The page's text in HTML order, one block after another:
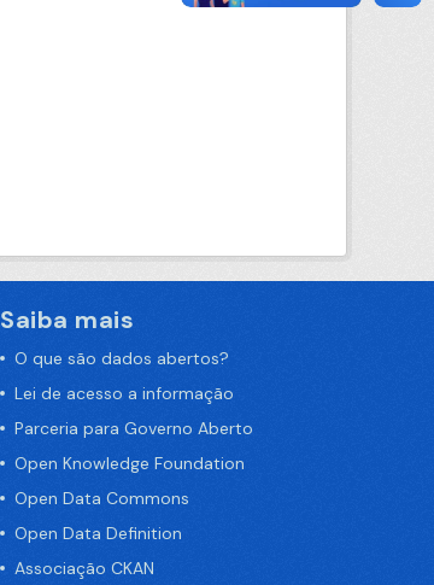
Saiba mais
O que são dados abertos?
Lei de acesso a informação
Parceria para Governo Aberto
Open Knowledge Foundation
Open Data Commons
Open Data Definition
Associação CKAN